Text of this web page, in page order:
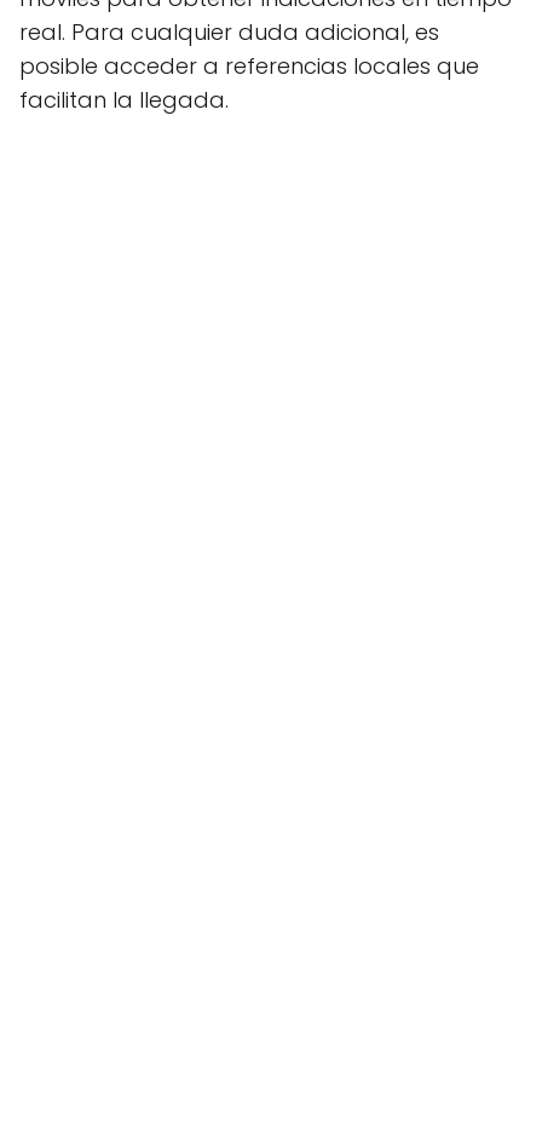
real. Para cualquier duda adicional, es
posible acceder a referencias locales que
facilitan la llegada.